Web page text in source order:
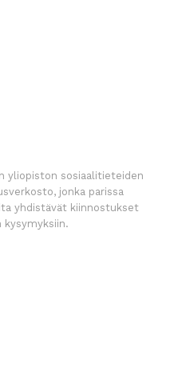
yliopiston sosiaalitieteiden
jonka parissa
yhdistävät kiinnostukset
kysymyksiin.